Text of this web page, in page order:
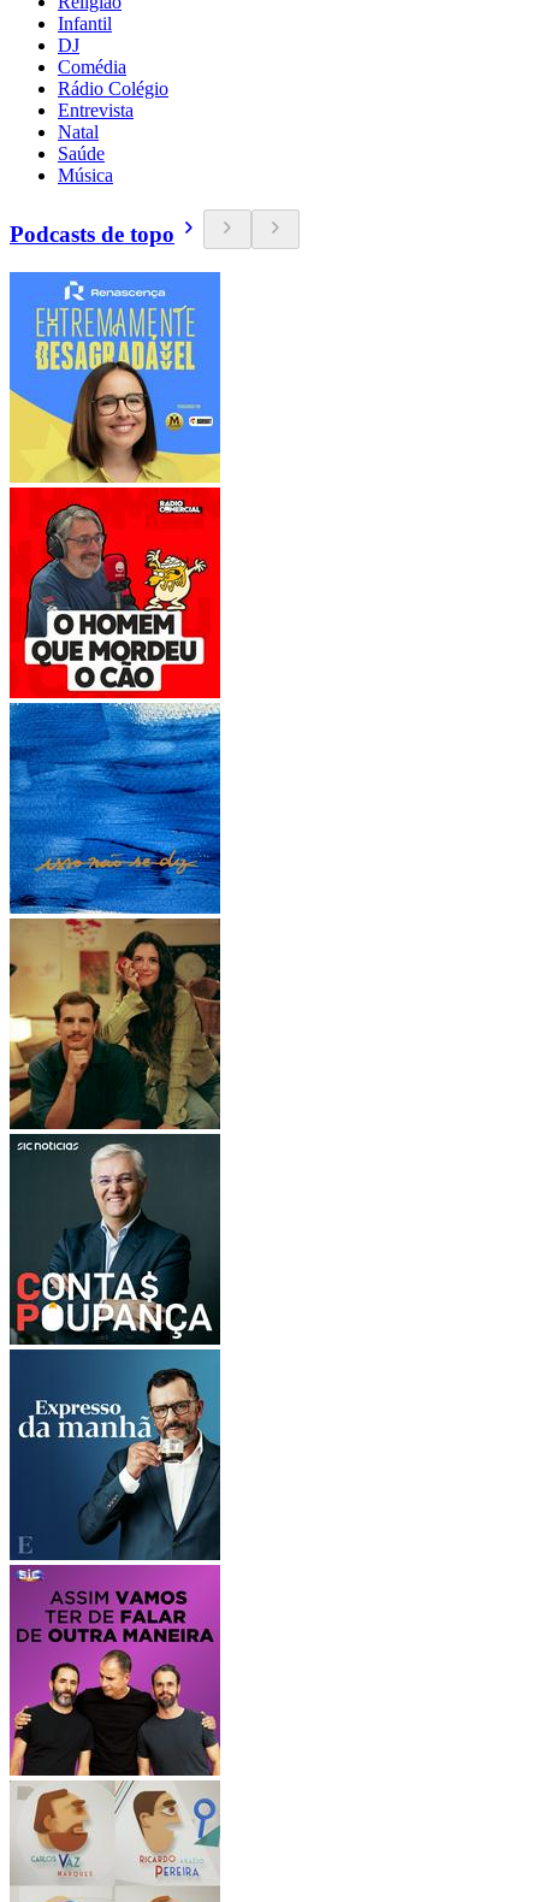
Infantil
DJ
Comédia
Rádio Colégio
Entrevista
Natal
Saúde
Música
Podcasts de topo